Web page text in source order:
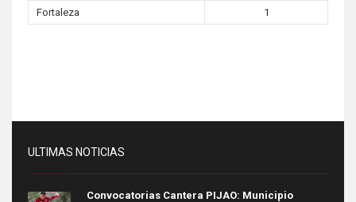
Fortaleza
1
ULTIMAS NOTICIAS
Convocatorias Cantera PIJAO: Municipio